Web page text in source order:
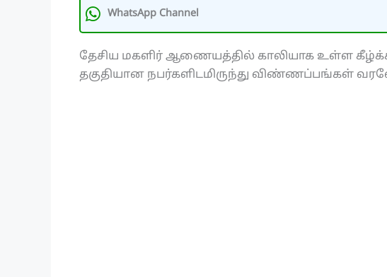
WhatsApp Channel
தேசிய மகளிர் ஆணையத்தில் காலியாக உள்ள
தகுதியான நபர்களிடமிருந்து விண்ணப்பங்கள்